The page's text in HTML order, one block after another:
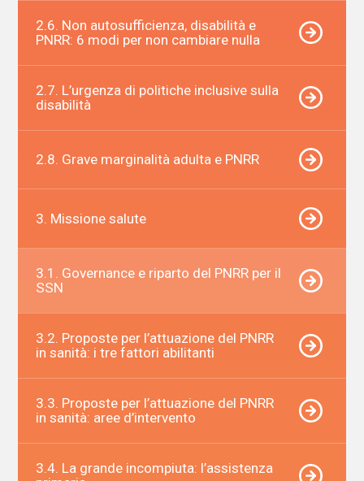
2.6. Non autosufficienza, disabilità e
PNRR: 6 modi per non cambiare nulla
2.7. L’urgenza di politiche inclusive sulla
disabilità
2.8. Grave marginalità adulta e PNRR
3. Missione salute
3.1. Governance e riparto del PNRR per il
SSN
3.2. Proposte per l’attuazione del PNRR
in sanità: i tre fattori abilitanti
3.3. Proposte per l’attuazione del PNRR
in sanità: aree d’intervento
3.4. La grande incompiuta: l’assistenza